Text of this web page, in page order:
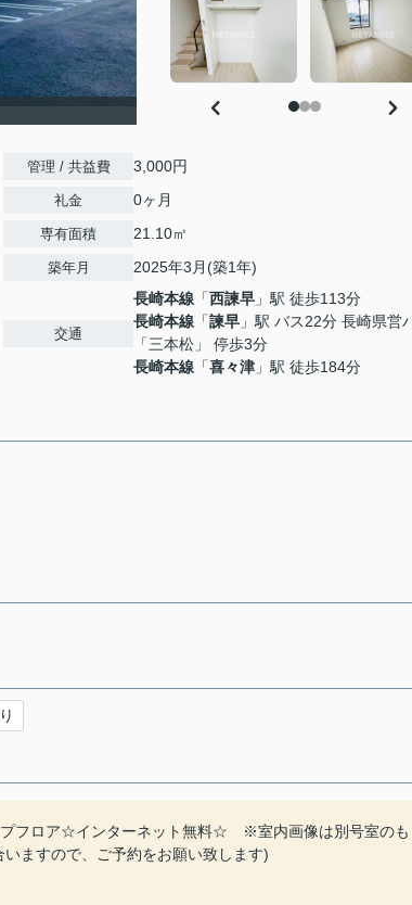
管理 / 共益費 3,000円
礼金 0ヶ月
専有面積 21.10㎡
築年月 2025年3月(築1年)
交通
長崎本線 「西諫早 」駅 徒歩113分
長崎本線 「諫早 」駅 バス22分 長崎県営
「三本松」 停歩3分
長崎本線 「喜々津 」駅 徒歩184分
プフロア☆インターネット無料☆ ※室内画像は別号室のも
ますので、ご予約をお願い致します)